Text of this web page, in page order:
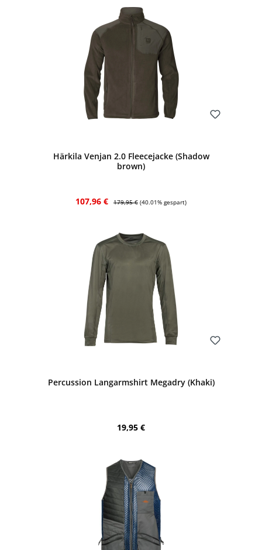
Härkila Venjan 2.0 Fleecejacke (Shadow
brown)
Verkaufspreis:
107,96 € Regulärer Preis:
179,95 € (40.01% gespart)
Percussion Langarmshirt Megadry (Khaki)
Regulärer Preis:
19,95 €